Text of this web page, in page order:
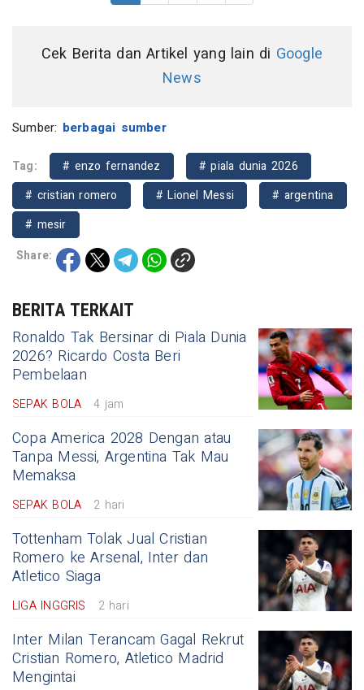
Cek Berita dan Artikel yang lain di Google
News
Sumber: berbagai sumber
Tag: # enzo fernandez
# piala dunia 2026
# cristian romero
# Lionel Messi
# argentina
# mesir
Share:
BERITA TERKAIT
Ronaldo Tak Bersinar di Piala Dunia
2026? Ricardo Costa Beri
Pembelaan
SEPAK BOLA 4 jam
Copa America 2028 Dengan atau
Tanpa Messi, Argentina Tak Mau
Memaksa
SEPAK BOLA 2 hari
Tottenham Tolak Jual Cristian
Romero ke Arsenal, Inter dan
Atletico Siaga
LIGA INGGRIS 2 hari
Inter Milan Terancam Gagal Rekrut
Cristian Romero, Atletico Madrid
Mengintai